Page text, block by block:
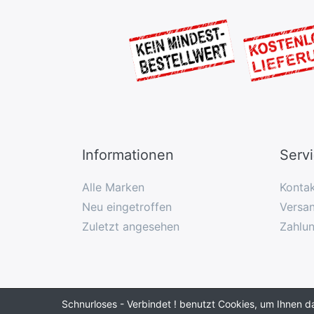
Informationen
Alle Marken
Neu eingetroffen
Zuletzt angesehen
Schnurloses - Verbindet ! benutzt Cookies, um Ihnen